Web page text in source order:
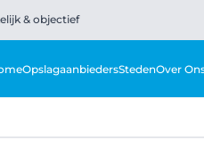
& objectief
OpslagaanbiedersStedenOver